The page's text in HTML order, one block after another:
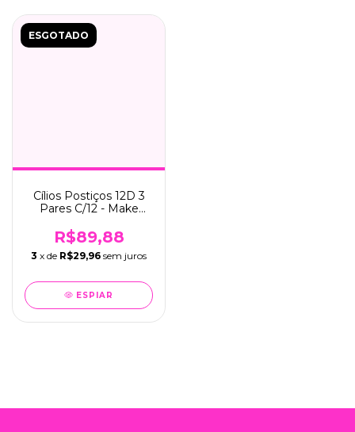
ESGOTADO
Cílios Postiços 12D 3
Pares C/12 - Make
R$89,88
3 x de R$29,96 sem juros
ESPIAR